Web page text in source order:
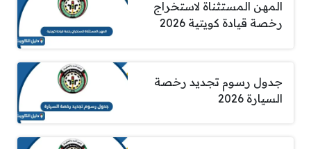
المهن المستثناة لاستخراج
رخصة قيادة كويتية 2026
جدول رسوم تجديد رخصة
السيارة 2026